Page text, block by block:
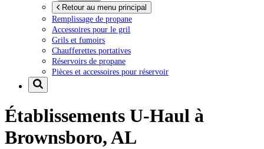
Retour au menu principal
Remplissage de propane
Accessoires pour le gril
Grils et fumoirs
Chaufferettes portatives
Réservoirs de propane
Pièces et accessoires pour réservoir
Établissements U-Haul à
Brownsboro, AL